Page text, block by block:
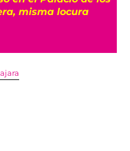
misma locura